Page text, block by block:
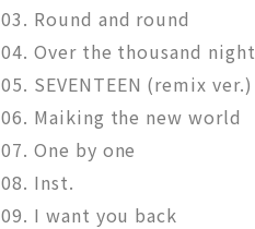
03. Round and round
04. Over the thousand night
05. SEVENTEEN (remix ver.)
06. Maiking the new world
07. One by one
08. Inst.
09. I want you back